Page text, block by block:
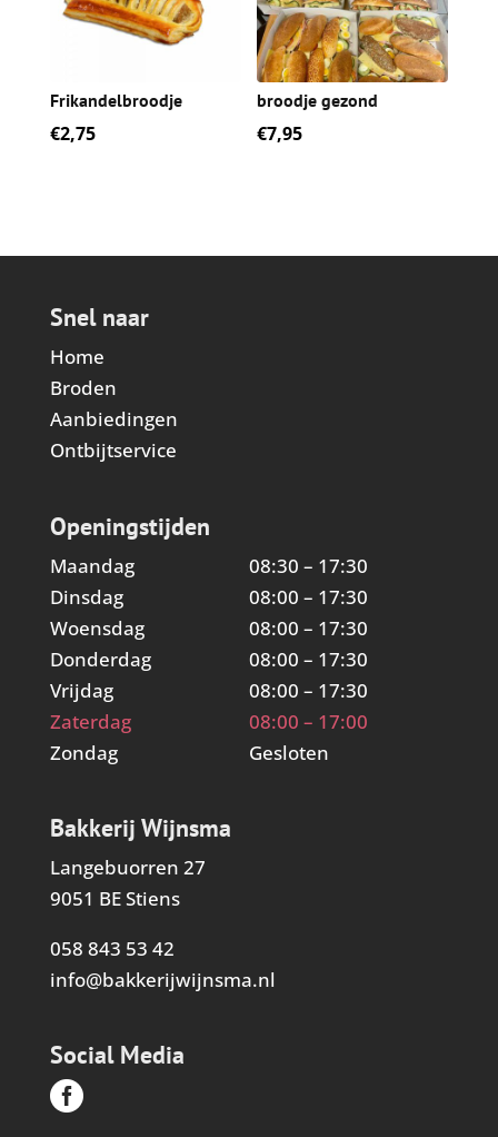
Frikandelbroodje
€2,75
broodje gezond
€7,95
Snel naar
Home
Broden
Aanbiedingen
Ontbijtservice
Openingstijden
Maandag
08:30 – 17:30
Dinsdag
08:00 – 17:30
Woensdag
08:00 – 17:30
Donderdag
08:00 – 17:30
Vrijdag
08:00 – 17:30
Zaterdag
08:00 – 17:00
Zondag
Gesloten
Bakkerij Wijnsma
Langebuorren 27
9051 BE Stiens
058 843 53 42
info@bakkerijwijnsma.nl
Social Media
